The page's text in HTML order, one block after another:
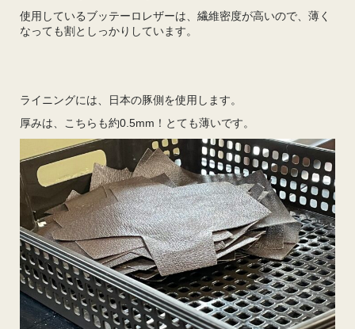
使用しているブッテーロレザーは、繊維密度が高いので、薄く
なっても割としっかりしています。
ライニングには、日本の豚側を使用します。
厚みは、こちらも約0.5mm！とても薄いです。